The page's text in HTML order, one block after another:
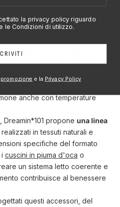
da un’imbottitura più
trattenere il calore corporeo
invece un valido
perfetto per evitare
anche con temperature
Dreamin*101 propone una linea
, realizzati in tessuti naturali e
specifiche del formato
cuscini in piuma d'oca o
un sistema letto coerente e
contribuisce al benessere
questi accessori, del
la privacy policy riguardo
le Condizioni di utilizzo.
promozione e la Privacy Policy